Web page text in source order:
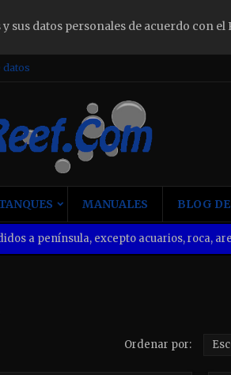
datos personales de acuerdo con el
datos
MANUALES BLOG
a península, excepto acuarios, roca,
Ordenar por:
×